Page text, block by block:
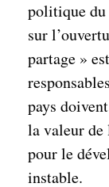
politique du
sur
partage »
pays
la valeur de
pour le
instable.